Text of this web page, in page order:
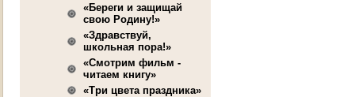
«Береги и защищай
свою Родину!»
«Здравствуй,
школьная пора!»
«Смотрим фильм -
читаем книгу»
«Три цвета праздника»